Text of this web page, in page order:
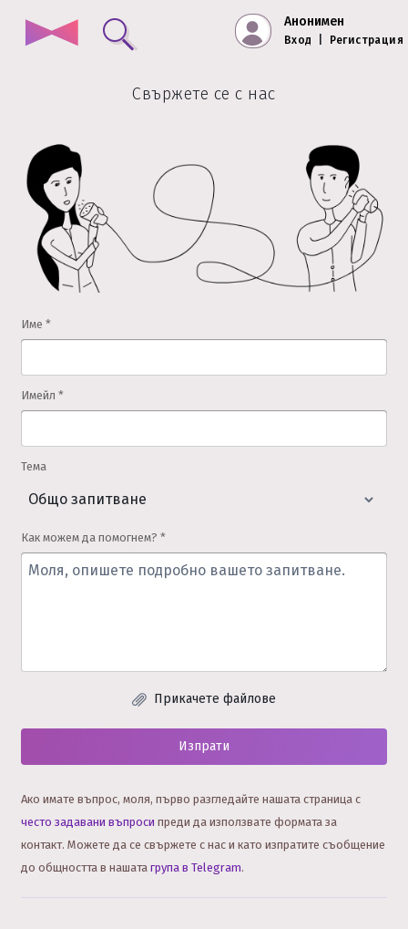
Анонимен
Вход Регистрация
Свържете се с нас
Име *
Имейл *
Тема
Как можем да помогнем? *
Прикачете файлове
Изпрати
Ако имате въпрос, моля, първо разгледайте нашата страница с
често задавани въпроси преди да използвате формата за
контакт. Можете да се свържете с нас и като изпратите съобщение
до общността в нашата група в Telegram.